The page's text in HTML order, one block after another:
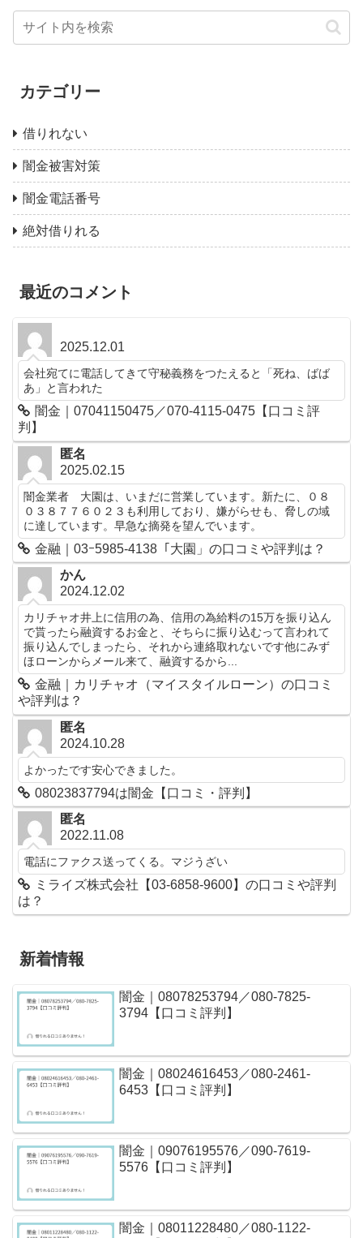
カテゴリー
借りれない
闇金被害対策
闇金電話番号
絶対借りれる
最近のコメント
2025.12.01
会社宛てに電話してきて守秘義務をつたえると「死ね、ばば
あ」と言われた
闇金｜07041150475／070-4115-0475【口コミ評
判】
匿名
2025.02.15
闇金業者 大園は、いまだに営業しています。新たに、０８
０３８７７６０２３も利用しており、嫌がらせも、脅しの域
に達しています。早急な摘発を望んでいます。
金融｜03ｰ5985-4138「大園」の口コミや評判は？
かん
2024.12.02
カリチャオ井上に信用の為、信用の為給料の15万を振り込ん
で貰ったら融資するお金と、そちらに振り込むって言われて
振り込んでしまったら、それから連絡取れないです他にみず
ほローンからメール来て、融資するから...
金融｜カリチャオ（マイスタイルローン）の口コミ
や評判は？
匿名
2024.10.28
よかったです安心できました。
08023837794は闇金【口コミ・評判】
匿名
2022.11.08
電話にファクス送ってくる。マジうざい
ミライズ株式会社【03-6858-9600】の口コミや評判
は？
新着情報
闇金｜08078253794／080-7825-
3794【口コミ評判】
闇金｜08024616453／080-2461-
6453【口コミ評判】
闇金｜09076195576／090-7619-
5576【口コミ評判】
闇金｜08011228480／080-1122-